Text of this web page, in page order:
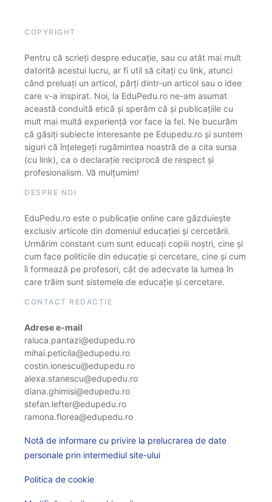
COPYRIGHT
Pentru că scrieți despre educație, sau cu atât mai mult
datorită acestui lucru, ar fi util să citați cu link, atunci
când preluați un articol, părți dintr-un articol sau o idee
care v-a inspirat. Noi, la EduPedu.ro ne-am asumat
această conduită etică și sperăm că și publicațiile cu
mult mai multă experiență vor face la fel. Ne bucurăm
că găsiți subiecte interesante pe Edupedu.ro și suntem
siguri că înțelegeți rugămintea noastră de a cita sursa
(cu link), ca o declarație reciprocă de respect și
profesionalism. Vă mulțumim!
DESPRE NOI
EduPedu.ro este o publicație online care găzduiește
exclusiv articole din domeniul educației și cercetării.
Urmărim constant cum sunt educați copiii noștri, cine și
cum face politicile din educație și cercetare, cine și cum
îi formează pe profesori, cât de adecvate la lumea în
care trăim sunt sistemele de educație și cercetare.
CONTACT REDACȚIE
Adrese e-mail
raluca.pantazi@edupedu.ro
mihai.peticila@edupedu.ro
costin.ionescu@edupedu.ro
alexa.stanescu@edupedu.ro
diana.ghimisi@edupedu.ro
stefan.lefter@edupedu.ro
ramona.florea@edupedu.ro
Notă de informare cu privire la prelucrarea de date
personale prin intermediul site-ului
Politica de cookie